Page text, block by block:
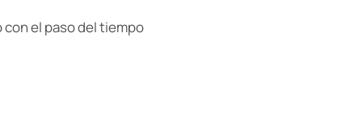
con el paso del tiempo